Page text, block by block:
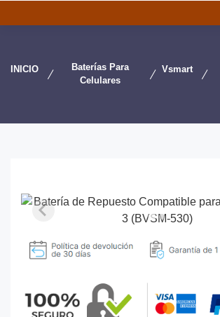
INICIO
Baterías Para
Celulares
Vsmart